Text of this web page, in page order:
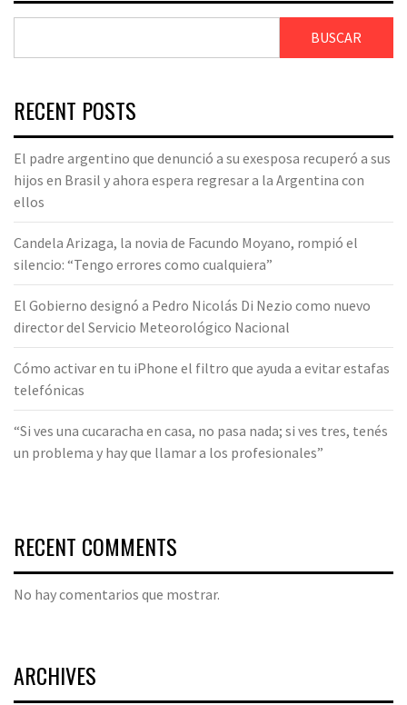
BUSCAR
RECENT POSTS
El padre argentino que denunció a su exesposa recuperó a sus
hijos en Brasil y ahora espera regresar a la Argentina con
ellos
Candela Arizaga, la novia de Facundo Moyano, rompió el
silencio: “Tengo errores como cualquiera”
El Gobierno designó a Pedro Nicolás Di Nezio como nuevo
director del Servicio Meteorológico Nacional
Cómo activar en tu iPhone el filtro que ayuda a evitar estafas
telefónicas
“Si ves una cucaracha en casa, no pasa nada; si ves tres, tenés
un problema y hay que llamar a los profesionales”
RECENT COMMENTS
No hay comentarios que mostrar.
ARCHIVES